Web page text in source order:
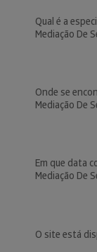
Qual é a
Mediação De
Onde se
Mediação De
Em que data
Mediação De
O site está